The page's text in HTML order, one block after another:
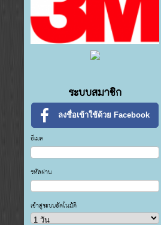
ระบบสมาชิก
ลงชื่อเข้าใช้ด้วย Facebook
อีเมล
รหัสผ่าน
เข้าสู่ระบบอัตโนมัติ